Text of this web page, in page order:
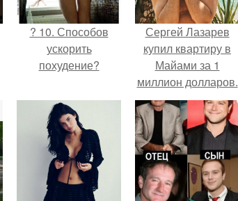
? 10. Способов
ускорить
похудение?
Сергей Лазарев
купил квартиру в
Майами за 1
миллион долларов.